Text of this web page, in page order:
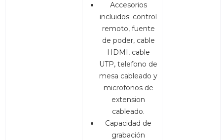
Accesorios
incluidos: control
remoto, fuente
de poder, cable
HDMI, cable
UTP, telefono de
mesa cableado y
microfonos de
extension
cableado.
Capacidad de
grabación